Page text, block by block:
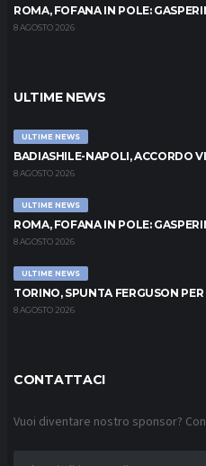
ROMA, FOFANA IN POLE:
8 AGOSTO 2026
ULTIME NEWS
ULTIME NEWS
BADIASHILE-NAPOLI, ACCORDO
8 AGOSTO 2026
ULTIME NEWS
ROMA, FOFANA IN POLE:
8 AGOSTO 2026
ULTIME NEWS
TORINO, SPUNTA FERGUSON PER
8 AGOSTO 2026
CONTATTACI
Vuoi diventare nostro sponsor?